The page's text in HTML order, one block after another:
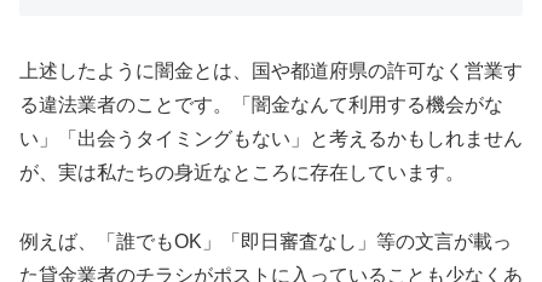
上述したように闇金とは、国や都道府県の許可なく営業す
る違法業者のことです。「闇金なんて利用する機会がな
い」「出会うタイミングもない」と考えるかもしれません
が、実は私たちの身近なところに存在しています。
例えば、「誰でもOK」「即日審査なし」等の文言が載っ
た貸金業者のチラシがポストに入っていることも少なくあ